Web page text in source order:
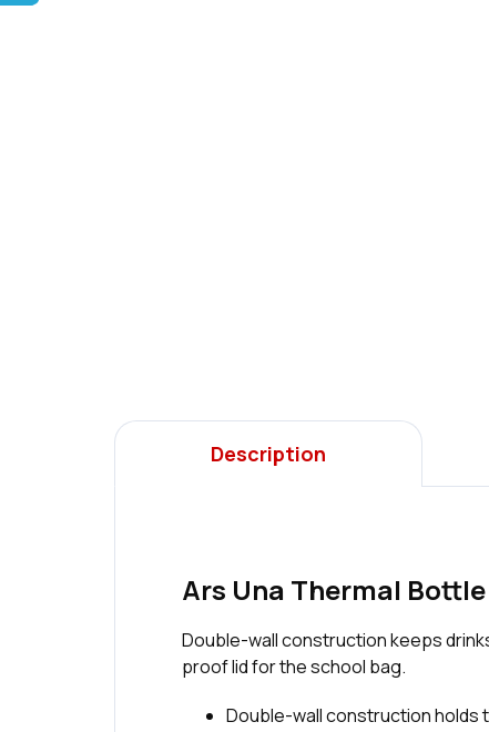
Description
Ars Una Thermal
Double-wall construction keeps
proof lid for the school bag.
Double-wall construction